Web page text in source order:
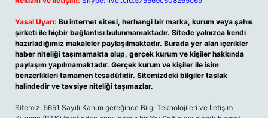
Yasal Uyarı: Bu internet sitesi, herhangi bir marka, kurum veya şahıs
şirketi ile hiçbir bağlantısı bulunmamaktadır. Sitede yalnızca kendi
hazırladığımız makaleler paylaşılmaktadır. Burada yer alan içerikler
haber niteliği taşımamakta olup, gerçek kurum ve kişiler hakkında
paylaşım yapılmamaktadır. Gerçek kurum ve kişiler ile isim
benzerlikleri tamamen tesadüfidir. Sitemizdeki bilgiler taslak
halindedir ve tavsiye niteliği taşımazlar.
Sitemiz, 5651 Sayılı Kanun gereğince Bilgi Teknolojileri ve İletişim